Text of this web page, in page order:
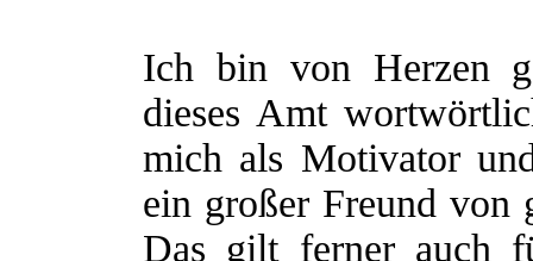
Ich bin von Herzen
dieses Amt
mich als Motivator
ein großer Freund von
Das gilt ferner auch